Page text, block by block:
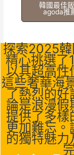
韓國最佳
agoda推
探索2025
精心挑選了
以其超高性
這些奢華海
了熱烈的
論是浪漫假
提供了多樣
更加難忘。
的獨特魅力